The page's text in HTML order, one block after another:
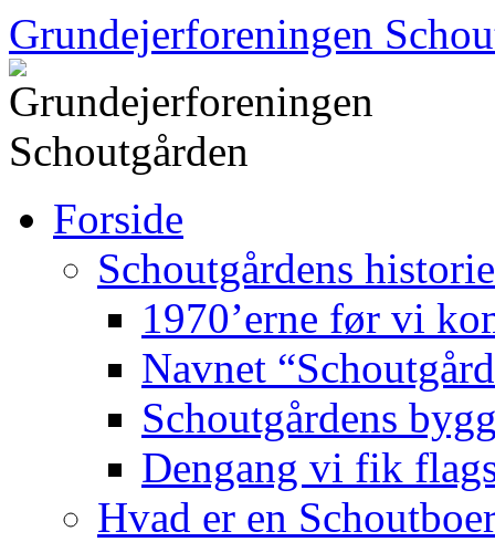
Hop
til
indhold
Grundejerforeningen
Forside
Schoutgårdens historie
1970’erne før vi
Navnet
Schoutgårdens
Dengang vi fik
Hvad er en